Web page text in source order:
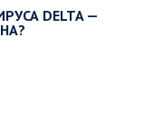
DELTA —